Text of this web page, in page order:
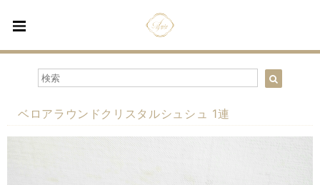
ベロアラウンドクリスタルシュシュ 1連